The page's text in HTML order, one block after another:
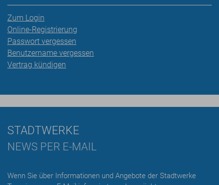
Zum Login
Online-Registrierung
Passwort vergessen
Benutzername vergessen
Vertrag kündigen
STADTWERKE
NEWS PER E-MAIL
Wenn Sie über Informationen und Angebote der Stadtwerke